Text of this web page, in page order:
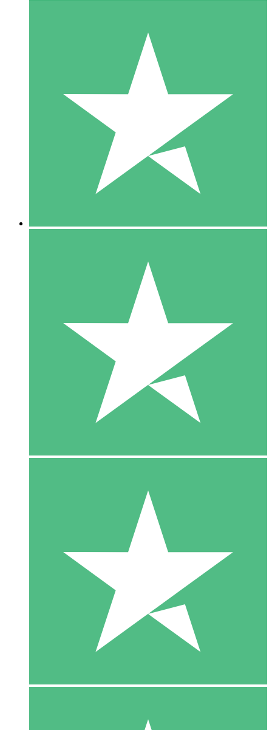
Pacotes de Créditos Individuais
Pague conforme o uso com créditos de download. Sem
1000
10 Downloads
20 00